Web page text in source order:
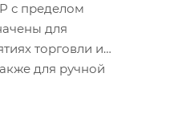
с пределом
для
торговли и
для ручной